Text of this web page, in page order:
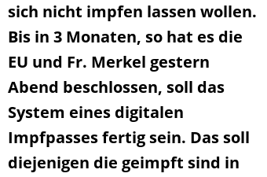
sich nicht impfen lassen wollen.
Bis in 3 Monaten, so hat es die
EU und Fr. Merkel gestern
Abend beschlossen, soll das
System eines digitalen
Impfpasses fertig sein. Das soll
diejenigen die geimpft sind in